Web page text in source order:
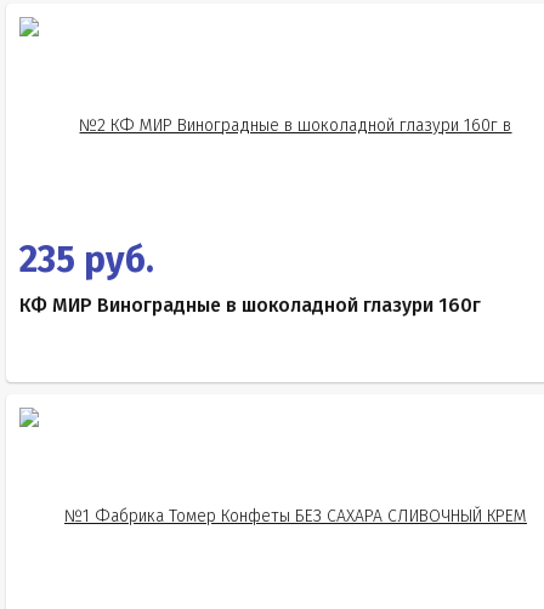
235 руб.
КФ МИР Виноградные в шоколадной глазури 160г